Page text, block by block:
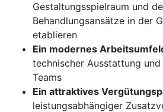
Gestaltungsspielraum und
Behandlungsansätze in der
etablieren
Ein modernes
technischer Ausstattung
Teams
Ein attraktives
leistungsabhängiger